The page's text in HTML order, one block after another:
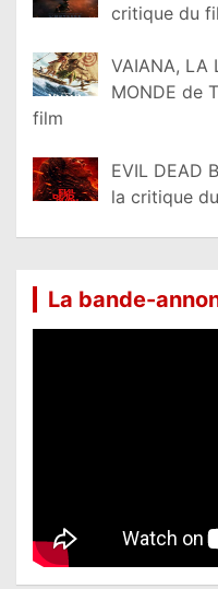
critique du
VAIANA, LA
MONDE de
film
EVIL DEAD
la critique
La bande-